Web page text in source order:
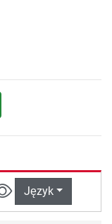
Język